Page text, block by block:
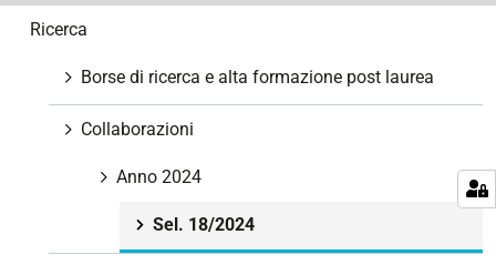
Ricerca
Borse di ricerca e alta formazione post laurea
Collaborazioni
Anno 2024
Sel. 18/2024